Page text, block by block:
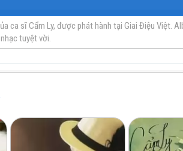
ca sĩ Cẩm Ly, được phát hành tại Giai Điệu Việt.
tuyệt vời.